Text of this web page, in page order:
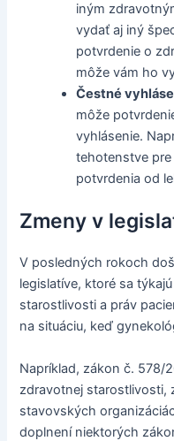
iným
vydať aj iný
potvrdenie o
môže vám ho
Čestné
môže
vyhlásenie.
tehotenstve
potvrdenia od
Zmeny v
V posledných rokoch
legislatíve, ktoré sa
starostlivosti a práv
na situáciu, keď
Napríklad, zákon č. 578/
zdravotnej starostlivosti,
stavovských
doplnení niektorých